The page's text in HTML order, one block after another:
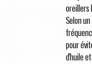
oreillers
Selon
pour
d'huile